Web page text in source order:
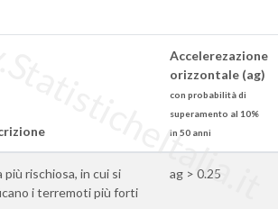
Accelerezazione
orizzontale (ag)
con probabilità di
superamento al 10%
in 50 anni
più rischiosa, in cui si
i terremoti più forti
ag > 0.25